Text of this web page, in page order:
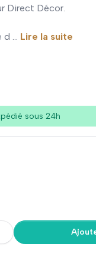
Direct Décor.
... Lire la suite
sous 24h